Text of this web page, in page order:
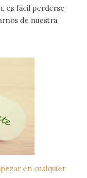
es fácil perderse
de nuestra
en cualquier